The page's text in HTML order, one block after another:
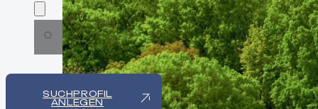
SUCHPROFIL
ANLEGEN